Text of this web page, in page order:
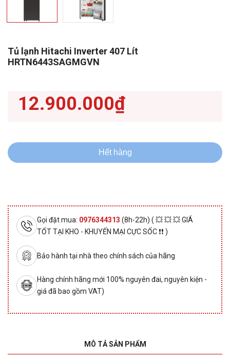
Tủ lạnh Hitachi Inverter 407 Lít
HRTN6443SAGMGVN
12.900.000₫
Hết hàng
Gọi đặt mua: 0976344313 (8h-22h) ( 💥 💥 💥 GIÁ
TỐT TẠI KHO - KHUYẾN MẠI CỰC SỐC ❗❗ )
Bảo hành tại nhà theo chính sách của hãng
Hàng chính hãng mới 100% nguyên đai, nguyên kiện -
giá đã bao gồm VAT)
MÔ TẢ SẢN PHẨM